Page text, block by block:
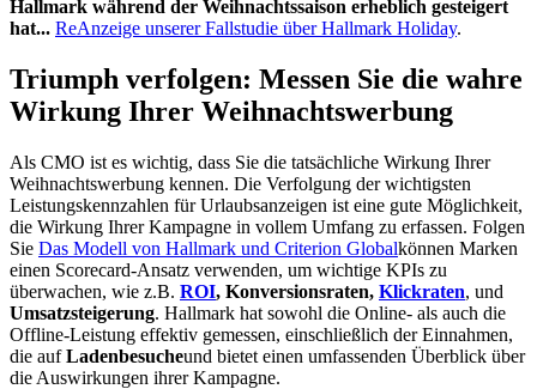
Hallmark während der Weihnachtssaison erheblich gesteigert
hat... ReAnzeige unserer Fallstudie über Hallmark Holiday.
Triumph verfolgen: Messen Sie die wahre
Wirkung Ihrer Weihnachtswerbung
Als CMO ist es wichtig, dass Sie die tatsächliche Wirkung Ihrer
Weihnachtswerbung kennen. Die Verfolgung der wichtigsten
Leistungskennzahlen für Urlaubsanzeigen ist eine gute Möglichkeit,
die Wirkung Ihrer Kampagne in vollem Umfang zu erfassen. Folgen
Sie Das Modell von Hallmark und Criterion Globalkönnen Marken
einen Scorecard-Ansatz verwenden, um wichtige KPIs zu
überwachen, wie z.B. ROI, Konversionsraten, Klickraten, und
Umsatzsteigerung. Hallmark hat sowohl die Online- als auch die
Offline-Leistung effektiv gemessen, einschließlich der Einnahmen,
die aufLadenbesucheund bietet einen umfassenden Überblick über
die Auswirkungen ihrer Kampagne.